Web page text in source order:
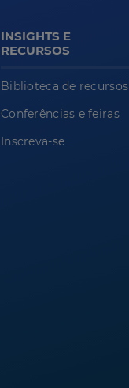
INSIGHTS E
RECURSOS
Biblioteca de recursos
Conferências e feiras
Inscreva-se